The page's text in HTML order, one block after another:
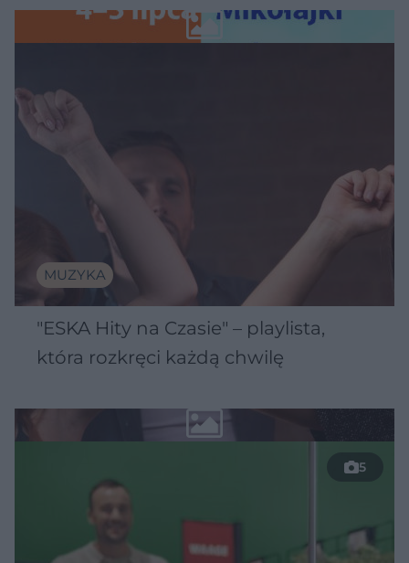
Wawelu
MUZYKA
"ESKA Hity na Czasie" – playlista,
która rozkręci każdą chwilę
5